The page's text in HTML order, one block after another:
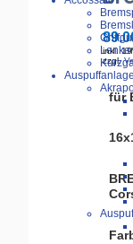
Lenker
inkl.
zzgl.
für